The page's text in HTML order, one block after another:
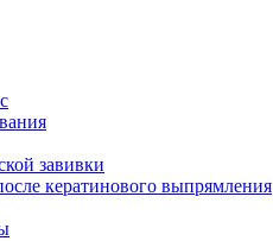
завивки
кератинового выпрямления